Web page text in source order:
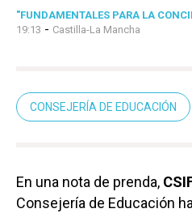
"FUNDAMENTALES PARA LA
19:13 - Castilla-La Mancha
CONSEJERÍA DE EDUCACIÓN
En una nota de prenda,
Consejería de Educación